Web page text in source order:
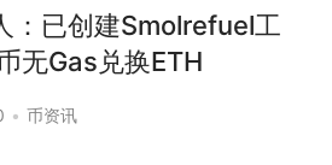
：已创建Smolrefuel工
无Gas兑换ETH
• 币资讯